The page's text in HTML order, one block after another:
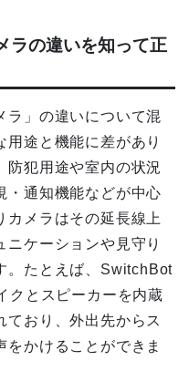
ラの違いを知って正
ラ」の違いについて混
用途と機能に差があり
防犯用途や室内の状況
・通知機能などが中心
カメラはその延長線上
ニケーションや見守り
。たとえば、SwitchBot
クとスピーカーを内蔵
ており、外出先からス
をかけることができま